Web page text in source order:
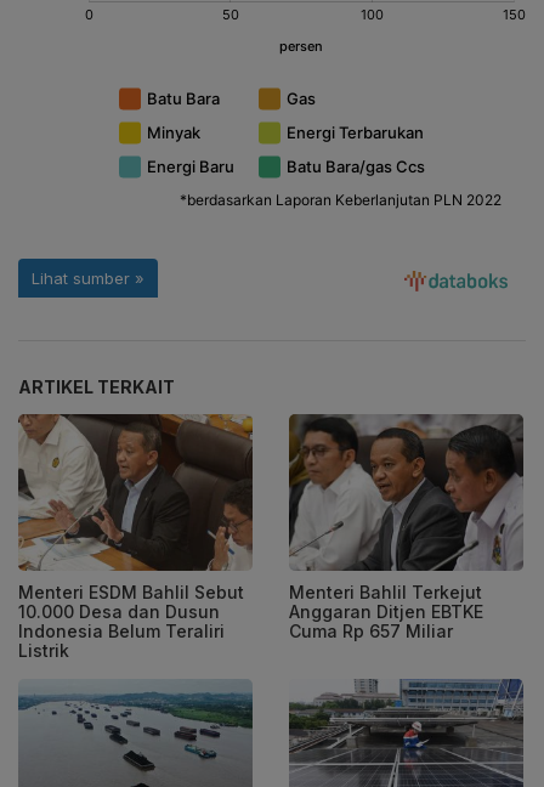
ARTIKEL TERKAIT
Menteri ESDM Bahlil Sebut
10.000 Desa dan Dusun
Indonesia Belum Teraliri
Listrik
Menteri Bahlil Terkejut
Anggaran Ditjen EBTKE
Cuma Rp 657 Miliar